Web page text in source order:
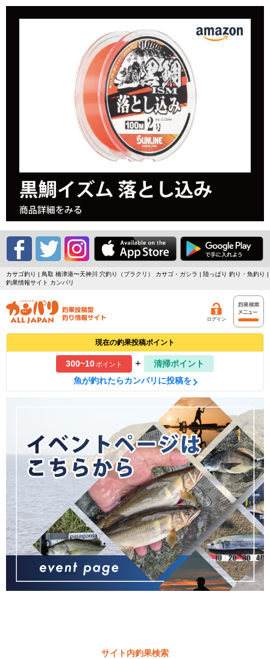
カサゴ釣り | 鳥取 橋津港〜天神川 穴釣り（ブラクリ） カサゴ・ガシラ | 陸っぱり 釣り・魚釣り |
釣果情報サイト カンパリ
ログイン
現在の釣果投稿ポイント
300~10ポイント +
清掃ポイント
魚が釣れたらカンパリに投稿を
サイト内釣果検索